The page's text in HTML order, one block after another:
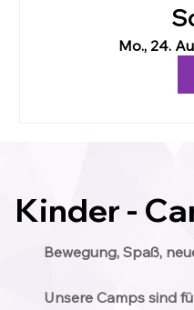
Kinder -
Bewegung, Spaß,
Unsere Camps sind
Mo., 24.